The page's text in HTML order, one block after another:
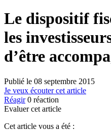
Le dispositif
les
d’être
Publié le 08 septembre 2015
Je veux écouter cet article
Réagir 0 réaction
Evaluer cet article
Cet article vous a été :